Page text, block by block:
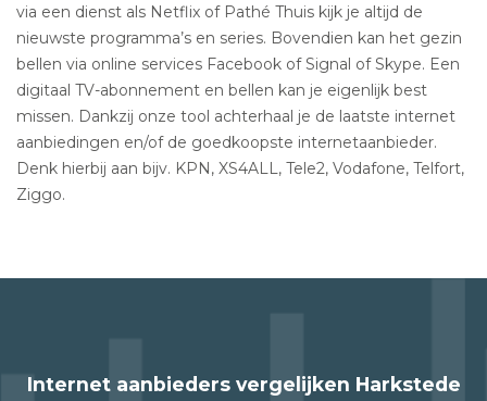
via een dienst als Netflix of Pathé Thuis kijk je altijd de
nieuwste programma’s en series. Bovendien kan het gezin
bellen via online services Facebook of Signal of Skype. Een
digitaal TV-abonnement en bellen kan je eigenlijk best
missen. Dankzij onze tool achterhaal je de laatste internet
aanbiedingen en/of de goedkoopste internetaanbieder.
Denk hierbij aan bijv. KPN, XS4ALL, Tele2, Vodafone, Telfort,
Ziggo.
Internet aanbieders vergelijken Harkstede